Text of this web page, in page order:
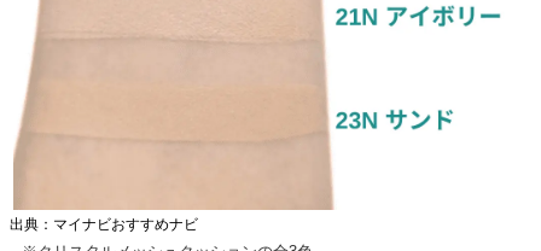
出典：マイナビおすすめナビ